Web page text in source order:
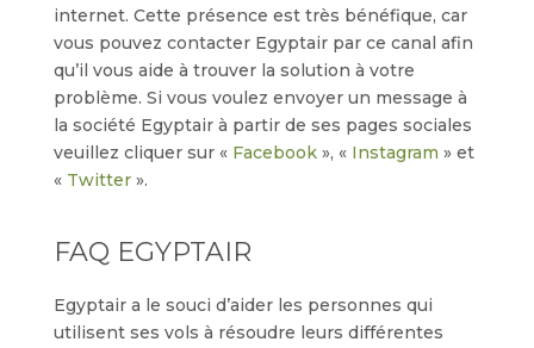
internet. Cette présence est très bénéfique, car
vous pouvez contacter Egyptair par ce canal afin
qu’il vous aide à trouver la solution à votre
problème. Si vous voulez envoyer un message à
la société Egyptair à partir de ses pages sociales
veuillez cliquer sur « Facebook », « Instagram » et
« Twitter».
FAQ EGYPTAIR
Egyptair a le souci d’aider les personnes qui
utilisent ses vols à résoudre leurs différentes